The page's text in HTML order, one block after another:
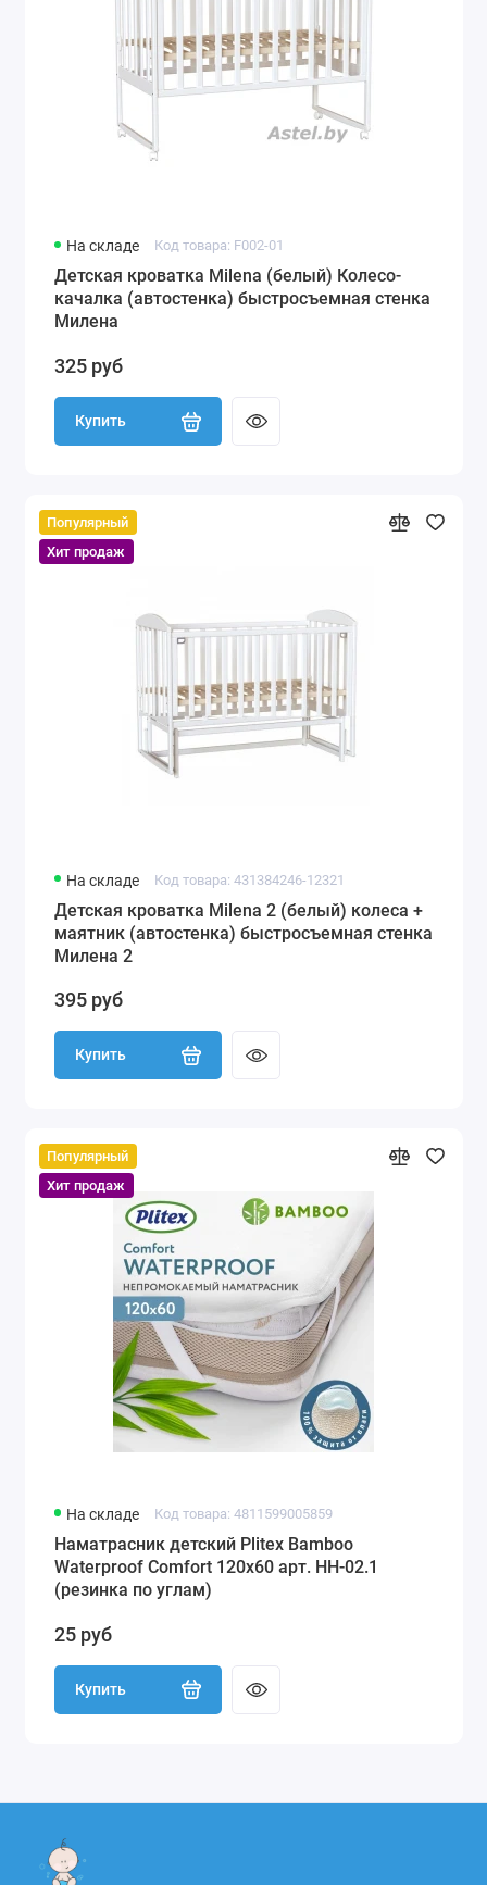
На складе Код товара: F002-01
Детская кроватка Milena (белый) Колесо-
качалка (автостенка) быстросъемная стенка
Милена
325 руб
Купить
Популярный
Хит продаж
На складе Код товара: 431384246-12321
Детская кроватка Milena 2 (белый) колеса +
маятник (автостенка) быстросъемная стенка
Милена 2
395 руб
Купить
Популярный
Хит продаж
На складе Код товара: 4811599005859
Наматрасник детский Plitex Bamboo
Waterproof Comfort 120х60 арт. НН-02.1
(резинка по углам)
25 руб
Купить